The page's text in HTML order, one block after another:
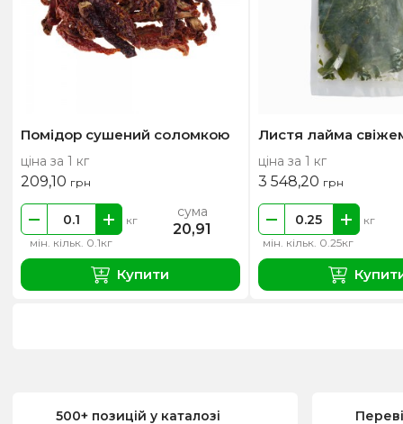
Помідор сушений соломкою
ціна за 1 кг
209,10 грн
мін. кільк. 0.1кг
кг сума
20,91
Купити
Листя лайма
ціна за 1 кг
3 548,20 грн
мін. кільк. 0.25кг
кг
500+ позицій у каталозі